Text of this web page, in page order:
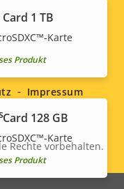
1 TB
Karte
Produkt
128 GB
Karte
Produkt
Rechte vorbehalten.
Impressum